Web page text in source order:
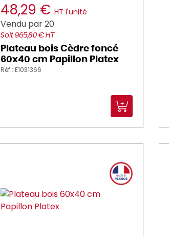
48,29 € HT l'unité
Vendu par 20
Soit 965,80 € HT
Plateau bois Cèdre foncé
60x40 cm Papillon Platex
Réf : E1031366